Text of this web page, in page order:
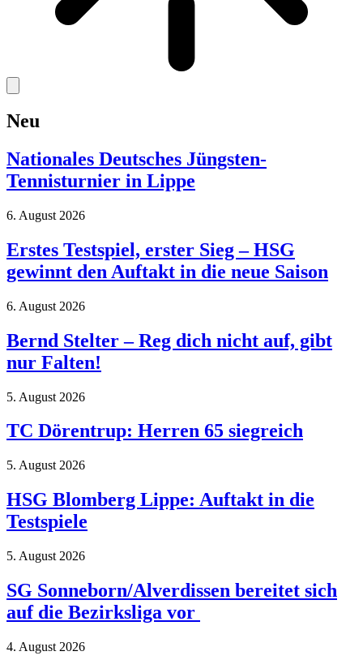
Neu
Nationales Deutsches Jüngsten-
Tennisturnier in Lippe
6. August 2026
Erstes Testspiel, erster Sieg – HSG
gewinnt den Auftakt in die neue Saison
6. August 2026
Bernd Stelter – Reg dich nicht auf, gibt
nur Falten!
5. August 2026
TC Dörentrup: Herren 65 siegreich
5. August 2026
HSG Blomberg Lippe: Auftakt in die
Testspiele
5. August 2026
SG Sonneborn/Alverdissen bereitet sich
auf die Bezirksliga vor
4. August 2026